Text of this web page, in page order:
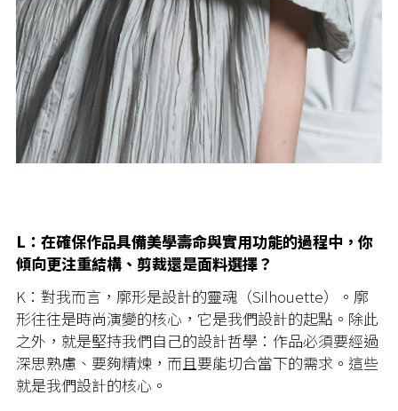
L：在確保作品具備美學壽命與實用功能的過程中，你
傾向更注重結構、剪裁還是面料選擇？
K：對我而言，廓形是設計的靈魂（Silhouette）。廓
形往往是時尚演變的核心，它是我們設計的起點。除此
之外，就是堅持我們自己的設計哲學：作品必須要經過
深思熟慮、要夠精煉，而且要能切合當下的需求。這些
就是我們設計的核心。